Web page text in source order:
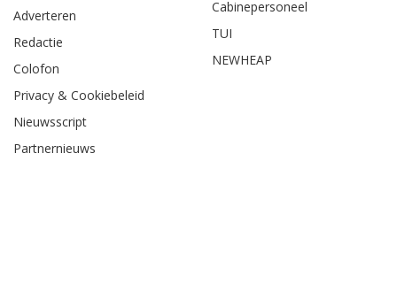
Adverteren
Redactie
Colofon
Privacy & Cookiebeleid
Nieuwsscript
Partnernieuws
Cabinepersoneel
TUI
NEWHEAP